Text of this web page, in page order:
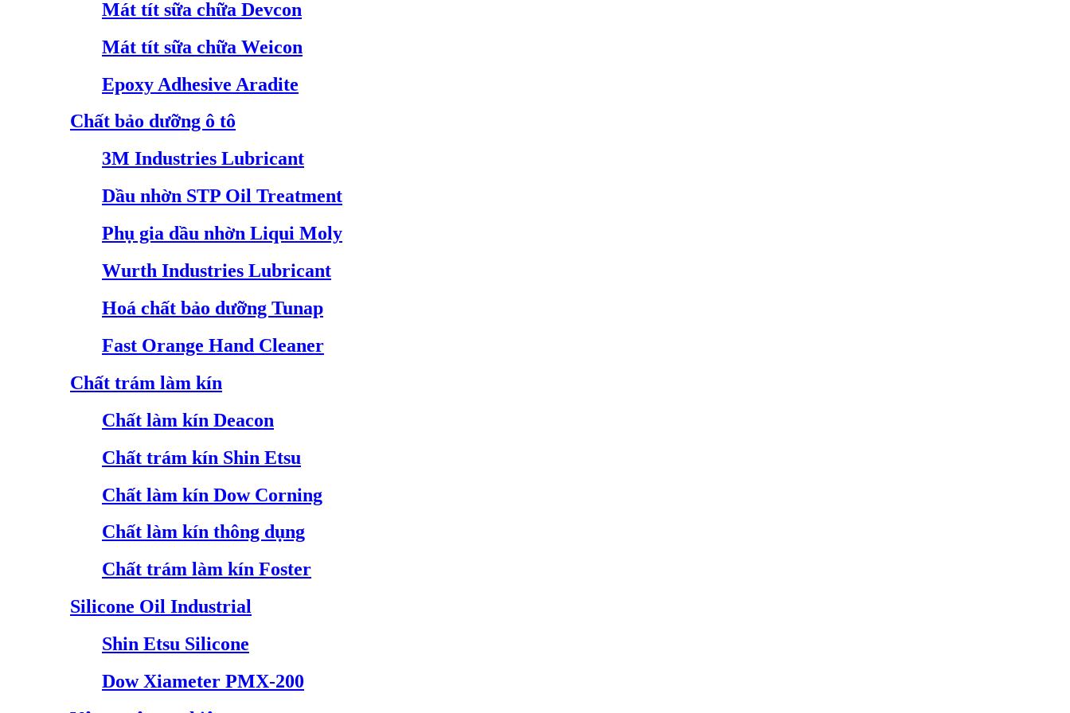
Mát tít sữa chữa Devcon
Mát tít sữa chữa Weicon
Epoxy Adhesive Aradite
Chất bảo dưỡng ô tô
3M Industries Lubricant
Dầu nhờn STP Oil Treatment
Phụ gia dầu nhờn Liqui Moly
Wurth Industries Lubricant
Hoá chất bảo dưỡng Tunap
Fast Orange Hand Cleaner
Chất trám làm kín
Chất làm kín Deacon
Chất trám kín Shin Etsu
Chất làm kín Dow Corning
Chất làm kín thông dụng
Chất trám làm kín Foster
Silicone Oil Industrial
Shin Etsu Silicone
Dow Xiameter PMX-200